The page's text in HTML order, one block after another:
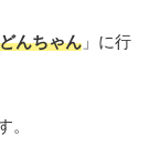
んちゃん 」に行
。